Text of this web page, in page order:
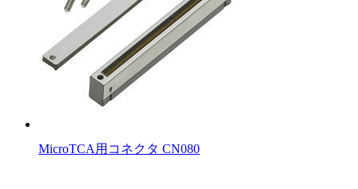
MicroTCA用コネクタ CN080